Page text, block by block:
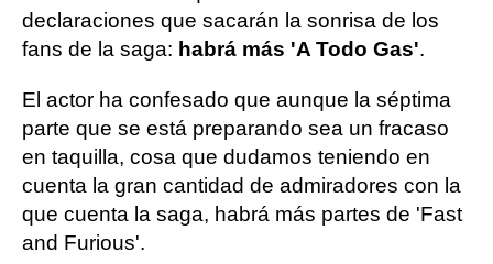
declaraciones que sacarán la sonrisa de los
fans de la saga: habrá más 'A Todo Gas'.
El actor ha confesado que aunque la séptima
parte que se está preparando sea un fracaso
en taquilla, cosa que dudamos teniendo en
cuenta la gran cantidad de admiradores con la
que cuenta la saga, habrá más partes de 'Fast
and Furious'.